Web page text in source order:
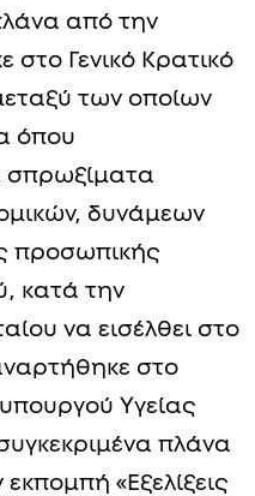
από την
Γενικό Κρατικό
των οποίων
όπου
σπρωξίματα
δυνάμεων
προσωπικής
κατά την
να εισέλθει στο
στο
Υγείας
πλάνα
«Εξελίξεις